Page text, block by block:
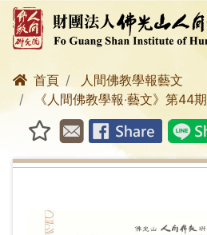
首頁
人間佛教學報藝文
《人間佛教學報‧藝文》第44期